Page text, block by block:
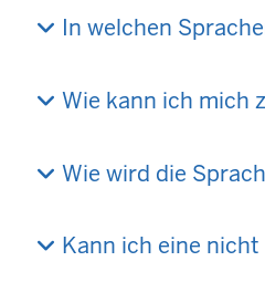
In welchen
Wie kann ich mich
Wie wird die
Kann ich eine